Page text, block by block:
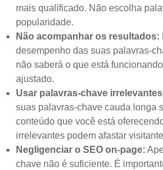
mais qualificado. Não escolha
popularidade.
Não acompanhar os resultados:
desempenho das suas palavras-
não saberá o que está
ajustado.
Usar palavras-chave
suas palavras-chave cauda longa
conteúdo que você está
irrelevantes podem afastar
Negligenciar o SEO on-page:
chave não é suficiente. É